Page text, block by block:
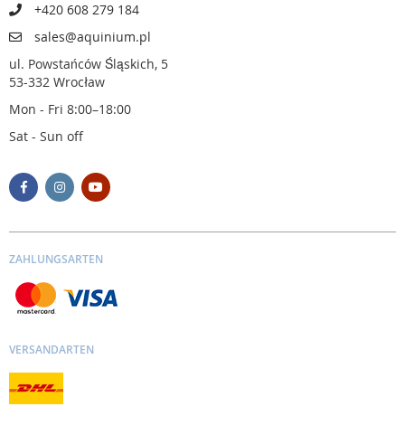
+420 608 279 184
sales@aquinium.pl
ul. Powstańców Śląskich, 5
53-332 Wrocław
Mon - Fri 8:00–18:00
Sat - Sun off
ZAHLUNGSARTEN
VERSANDARTEN